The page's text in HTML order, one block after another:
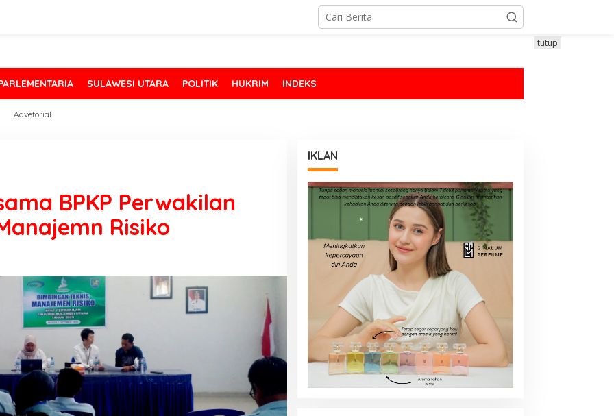
SULAWESI UTARA POLITIK HUKRIM INDEKS
Advetorial
tutup
BPKP Perwakilan
Risiko
IKLAN